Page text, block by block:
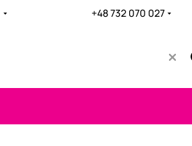
+48 732 070 027